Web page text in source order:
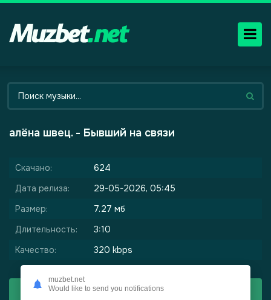
алёна швец. - Бывший на связи
Скачано:
624
Дата релиза:
29-05-2026, 05:45
Размер:
7.27 мб
Длительность:
3:10
Качество:
320 kbps
Скачать
muzbet.net
Would like to send you notifications